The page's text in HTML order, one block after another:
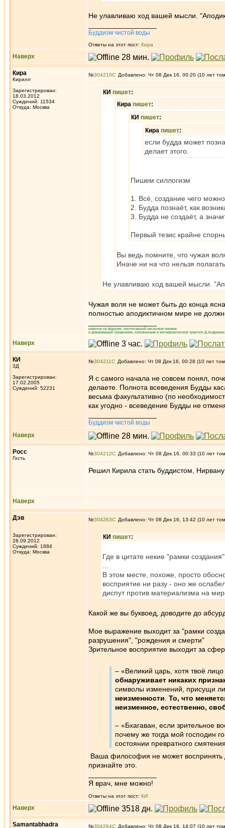
Не улавливаю ход вашей мысли.
Буддизм чистой воды
Ответы на этот пост: Кира
Наверх
Кира
Кирилл
Зарегистрирован:
18.03.2012
Суждений: 11534
Откуда: Москва
№304210 Добавлено: Чт 08 Дек 16, 00:20 (10 лет
КИ пишет:
Кира пишет:
КИ пишет:
Кира пишет:
если будда может
делает этого.
Пишем силлогизм
1. Всё, создание чего
2. Будда познаёт, как
3. Будда не создаёт, а
Первый тезис крайне
Вы ведь помните, что чужая
Иначе ни на что нельзя
Не улавливаю ход вашей мысли.
Чужая воля не может быть до конца
полностью аподиктичном мире не
новичок на форуме, прочитавший несколько книжек
и доверяющий сведениям, изложенным в метафизическом трактате
Наверх
КИ
3Д
Зарегистрирован:
17.02.2005
Суждений: 52231
№304211 Добавлено: Чт 08 Дек 16, 00:28 (10 лет
Я с самого начала не совсем понял,
делаете. Полнота всеведения Будды
весьма факультативно (по
как угодно - всеведение Будды не
Буддизм чистой воды
Наверх
Росс
Гость
№304212 Добавлено: Чт 08 Дек 16, 00:33 (10 лет
Решил Кирила стать буддистом,
Наверх
Дэв
Зарегистрирован:
28.09.2012
Суждений: 1884
Откуда: Москва
№304263 Добавлено: Чт 08 Дек 16, 13:42 (10 лет
КИ пишет:
Где в цитате некие "рамки
В этом месте, похоже, просто
восприятие ни разу - оно же
диспут против материализма на
Какой же вы буквоед, доводите до
Мое выражение выходит за "рамки
разрушения", "рождения и смерти"
Зрительное восприятие выходит за
– «Великий царь, хотя твоё
обнаруживает никаких
символы изменений, присущи
неизменности То, что
неизменное, естественно,
– «Бхагаван, если зрительное
почему же тогда мой господин
состоянии превратного
Ваша философия не может воспринять
признайте это.
Я врач, мне можно!
Ответы на этот пост: КИ
Наверх
Samantabhadra №304264 Добавлено: Чт 08 Дек 16, 14:07 (10 лет